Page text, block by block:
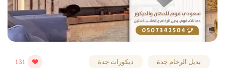
بديل الرخام جدة ديكورات جدة 131